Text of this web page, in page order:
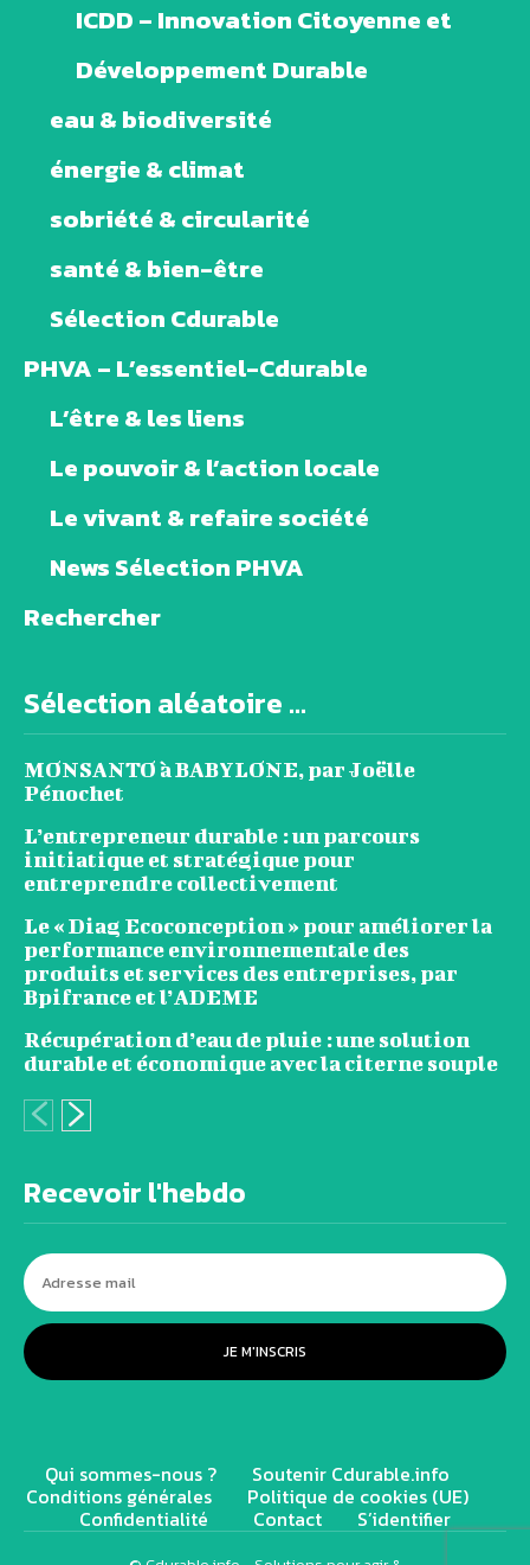
ICDD – Innovation Citoyenne et
Développement Durable
eau & biodiversité
énergie & climat
sobriété & circularité
santé & bien-être
Sélection Cdurable
PHVA – L’essentiel-Cdurable
L’être & les liens
Le pouvoir & l’action locale
Le vivant & refaire société
News Sélection PHVA
Rechercher
Sélection aléatoire ...
MONSANTO à BABYLONE, par Joëlle
Pénochet
L’entrepreneur durable : un parcours
initiatique et stratégique pour
entreprendre collectivement
Le « Diag Ecoconception » pour améliorer la
performance environnementale des
produits et services des entreprises, par
Bpifrance et l’ADEME
Récupération d’eau de pluie : une solution
durable et économique avec la citerne souple
Recevoir l'hebdo
JE M'INSCRIS
Qui sommes-nous ? Soutenir Cdurable.info
Conditions générales Politique de cookies (UE)
Confidentialité Contact S’identifier